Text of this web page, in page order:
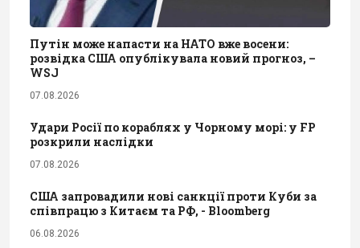
Путін може напасти на НАТО вже восени:
розвідка США опублікувала новий прогноз, –
WSJ
07.08.2026
Удари Росії по кораблях у Чорному морі: у FP
розкрили наслідки
07.08.2026
США запровадили нові санкції проти Куби за
співпрацю з Китаєм та РФ, - Bloomberg
06.08.2026